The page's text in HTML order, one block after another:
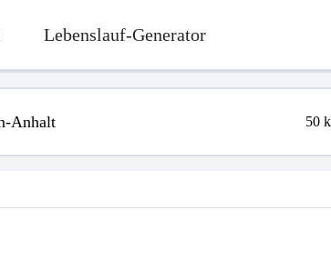
Lebenslauf-Generator
50